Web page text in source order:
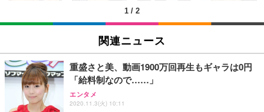
SIHOO B100 オフィスチェア／デスクチェア メッシ
ュチェア 人間工学 疲れない ブラック
￥27,999
Sezlife オフィスチェア デスクチェア 疲れない テレ
ワーク チェア 強化バックレスト 30度ロッキング機
能 人間工学 椅子 腰サポート 90度跳ね上げ式アーム
EIZO ビジネス向けプレミアムモニター | FlexScan
￥109,572
【純正品】27"ゲーミングモニター DualSense 充電
フック付き（CFI-ZDM1J）
Amazonベーシック ペットシーツ 厚型 ワイド 42枚
x2袋(84枚) ホワイト(吸収面:ライトブルー)
￥3,234
ネオ・ルーライフ ネオ・オムツ L 中型犬用 26枚入
り 単品
1 / 2
関連ニュース
重盛さと美、動画1900万回再生もギャラは0円
「給料制なので……」
エンタメ
2020.11.3(火) 10:11